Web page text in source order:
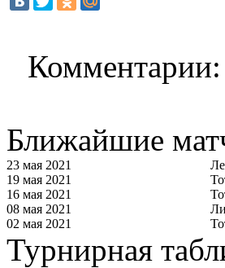
Комментарии:
Ближайшие
23 мая 2021
19 мая 2021
16 мая 2021
08 мая 2021
02 мая 2021
Турнирная